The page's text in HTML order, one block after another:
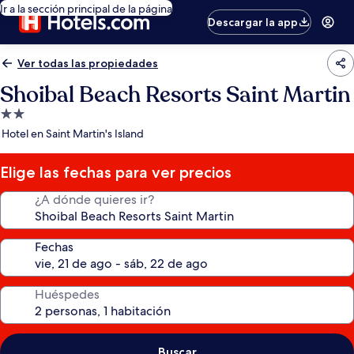
Ir a la sección principal de la página
Descargar la app
Ver todas las propiedades
Shoibal Beach Resorts Saint Martin
Propiedad
de
estrellas
Hotel en Saint Martin's Island
Elige las fechas para ver precios
¿A dónde quieres ir?
Fechas
Huéspedes